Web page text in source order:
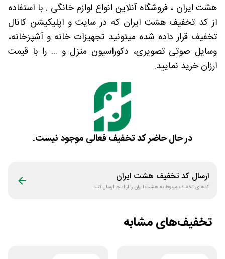
هشت ایران ، فروشگاه آنلاین انواع لوازم خانگی . با استفاده
از کد تخفیف هشت ایران که در سایت و اپلیکیشن کانال
تخفیف قرار داده شده میتونید تجهیزات خانه و آشپزخانه،
وسایل صوتی تصویری، دکوراسیون منزل و ... را با قیمت
ارزان خرید نمایید.
در حال حاضر کد تخفیف فعالی موجود نیست.
ارسال کد تخفیف هشت ایران
کدهای تخفیف مربوط بههشت ایران را از اینجا ارسال کنید
تخفیف‌های مشابه